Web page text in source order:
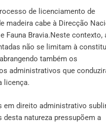
de licenciamento de
madeira cabe à Direcção
Fauna Bravia.Neste contexto,
não se limitam à
também os
administrativos que
licença.
em direito administrativo
desta natureza pressupõem a